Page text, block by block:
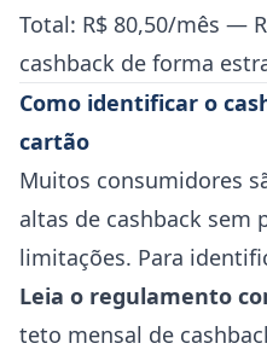
Total: R$ 80,50/mês —
cashback de forma
Como identificar o
cartão
Muitos consumidores
altas de cashback sem
limitações. Para
Leia o regulamento
teto mensal de